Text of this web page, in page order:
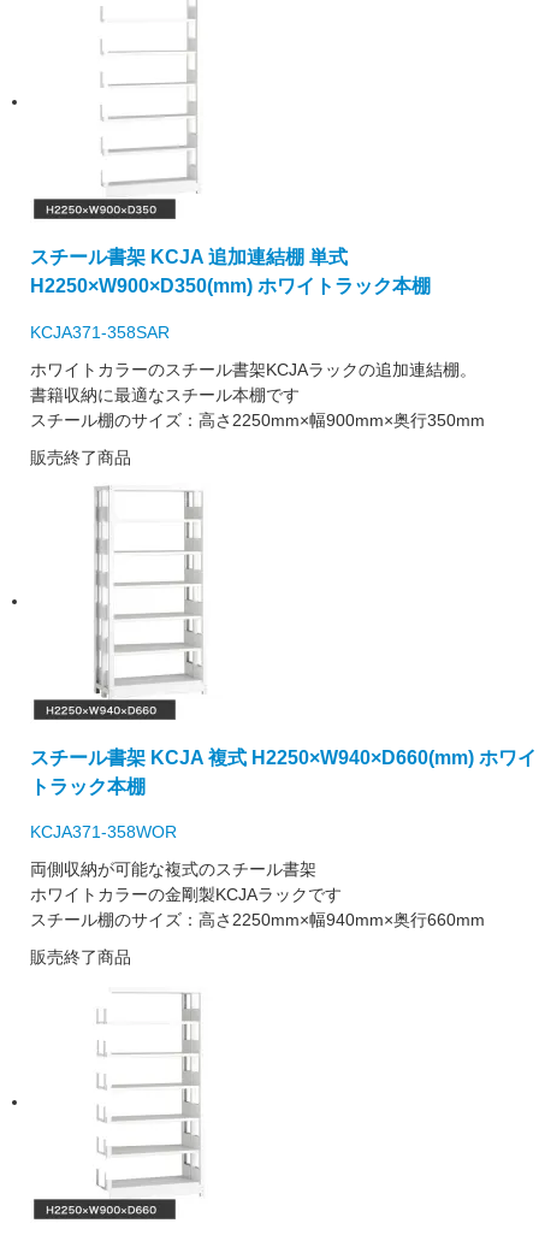
スチール書架 KCJA 追加連結棚 単式
H2250×W900×D350(mm) ホワイトラック本棚
KCJA371-358SAR
ホワイトカラーのスチール書架KCJAラックの追加連結棚。
書籍収納に最適なスチール本棚です
スチール棚のサイズ：高さ2250mm×幅900mm×奥行350mm
販売終了商品
スチール書架 KCJA 複式 H2250×W940×D660(mm) ホワイ
トラック本棚
KCJA371-358WOR
両側収納が可能な複式のスチール書架
ホワイトカラーの金剛製KCJAラックです
スチール棚のサイズ：高さ2250mm×幅940mm×奥行660mm
販売終了商品